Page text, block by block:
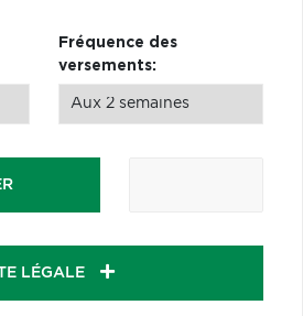
Fréquence des
versements:
LÉGALE